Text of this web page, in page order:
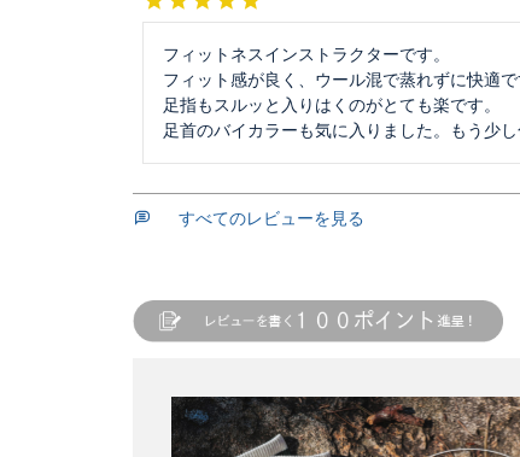
フィットネスインストラクターです。
フィット感が良く、ウール混で蒸れずに快適で
足指もスルッと入りはくのがとても楽です。
足首のバイカラーも気に入りました。もう少
すべてのレビューを見る